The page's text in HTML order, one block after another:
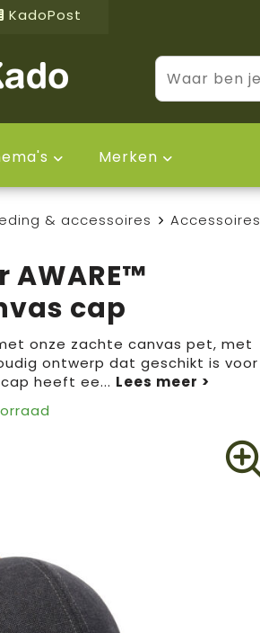
KadoPost
Merken
& accessoires Accessoires
AWARE™
cap
onze zachte canvas pet, met
ontwerp dat geschikt is voor
heeft ee...